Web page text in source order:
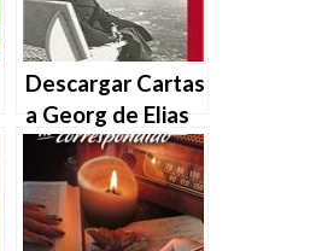
Descargar Cartas
a Georg de Elias
Canetti en EPUB |
PDF | MOBI